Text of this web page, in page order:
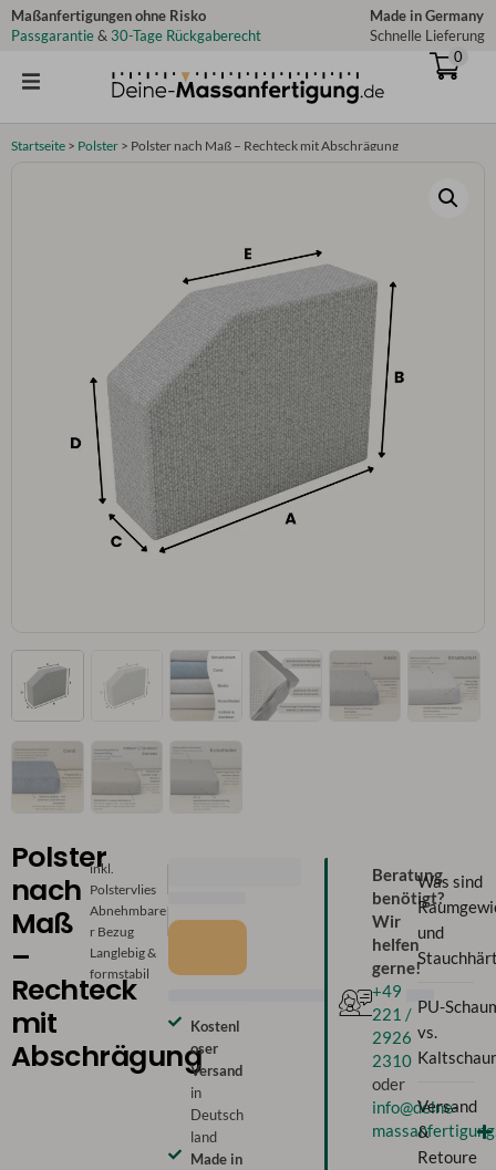
Zum
Inhalt
Maßanfertigungen ohne Risko
Passgarantie& 30-Tage Rückgaberecht
Made in Germany
Schnelle Lieferung
0
Startseite > Polster > Polster nach Maß – Rechteck mit Abschrägung
Polster
nach
Maß
–
Rechteck
mit
Abschrägung
inkl.
Polstervlies
Abnehmbare
r Bezug
Langlebig &
formstabil
Kostenl
oser
Versand
in
Deutsch
land
Made in
Beratung
benötigt?
Wir
helfen
gerne!
+49
221 /
2926
2310
oder
info@deine-
Was sind
und
PU-
vs.
Versand
&
Retoure